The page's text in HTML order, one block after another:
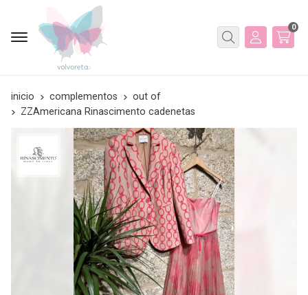
Buscar
0
inicio complementos
out of
ZZAmericana Rinascimento cadenetas